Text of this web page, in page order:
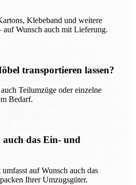
Klebeband und weitere
Wunsch auch mit Lieferung.
transportieren lassen?
Teilumzüge oder einzelne
Bedarf.
das Ein- und
auf Wunsch auch das
Ihrer Umzugsgüter.